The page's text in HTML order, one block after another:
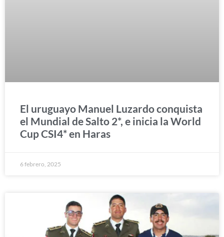
El uruguayo Manuel Luzardo conquista
el Mundial de Salto 2*, e inicia la World
Cup CSI4* en Haras
6 febrero, 2025